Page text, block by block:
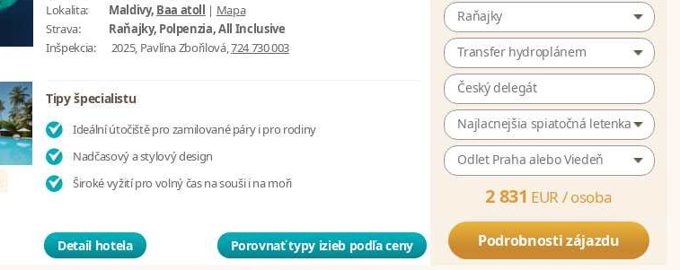
Lokalita:
Maldivy, Baa atoll | Mapa
Strava:
Raňajky, Polpenzia, All Inclusive
Inšpekcia:
2025, Pavlína Zbořilová,724 730 003
Tipy špecialistu
Ideální útočiště pro zamilované páry i pro rodiny
Nadčasový a stylový design
Široké vyžití pro volný čas na souši i na moři
Detail hotela Porovnať typy izieb podľa ceny
Raňajky
Transfer hydroplánem
Český delegát
Najlacnejšia spiatočná letenka
Odlet Praha alebo Viedeň
2 831 EUR /osoba
Podrobnosti zájazdu